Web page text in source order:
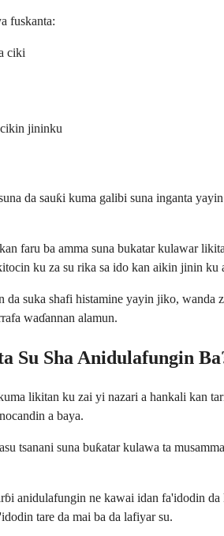
fuskanta:
ciki
cikin jininku
da sauƙi kuma galibi suna inganta
faru ba amma suna bukatar kulawar
ku za su rika sa ido kan aikin jinin
da suka shafi histamine yayin jiko,
waɗannan alamun.
Su Sha Anidulafungin
likitan ku zai yi nazari a hankali kan
a baya.
tsanani suna buƙatar kulawa ta
anidulafungin ne kawai idan fa'idodin
tare da mai ba da lafiyar su.